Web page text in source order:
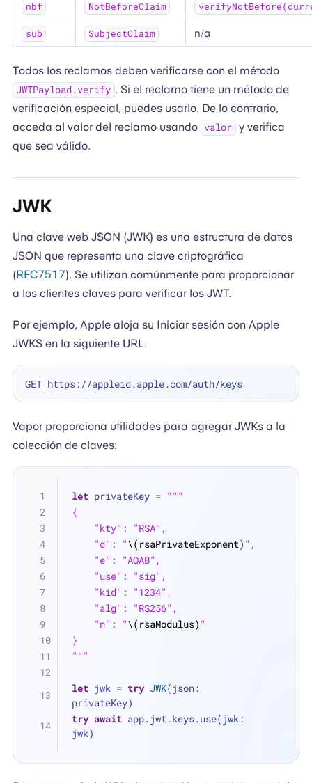
nbf NotBeforeClaim
sub SubjectClaim n/a
Todos los reclamos deben verificarse con el método
JWTPayload.verify . Si el reclamo tiene un método de
verificación especial, puedes usarlo. De lo contrario,
acceda al valor del reclamo usando valor y verifica
que sea válido.
JWK
Una clave web JSON (JWK) es una estructura de datos
JSON que representa una clave criptográfica
(RFC7517). Se utilizan comúnmente para proporcionar
a los clientes claves para verificar los JWT.
Por ejemplo, Apple aloja su Iniciar sesión con Apple
JWKS en la siguiente URL.
Vapor proporciona utilidades para agregar JWKs a la
colección de claves:
let privateKey = """
{
    "kty": "RSA",
    "d": "
\(rsaPrivateExponent) ",
    "e": "AQAB",
    "use": "sig",
    "kid": "1234",
    "alg": "RS256",
    "n": "
\(rsaModulus) "
}
"""
let jwk = try JWK(json:
privateKey)
try await app.jwt.keys.use(jwk:
jwk)